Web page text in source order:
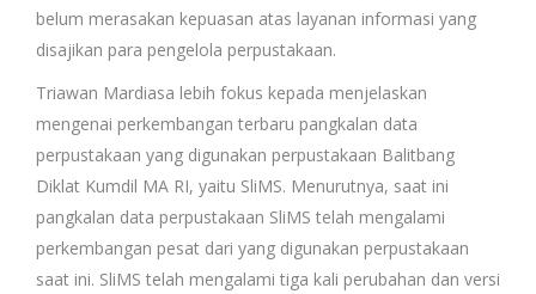
belum merasakan kepuasan atas layanan informasi yang
disajikan para pengelola perpustakaan.
Triawan Mardiasa lebih fokus kepada menjelaskan
mengenai perkembangan terbaru pangkalan data
perpustakaan yang digunakan perpustakaan Balitbang
Diklat Kumdil MA RI, yaitu SliMS. Menurutnya, saat ini
pangkalan data perpustakaan SliMS telah mengalami
perkembangan pesat dari yang digunakan perpustakaan
saat ini. SliMS telah mengalami tiga kali perubahan dan versi